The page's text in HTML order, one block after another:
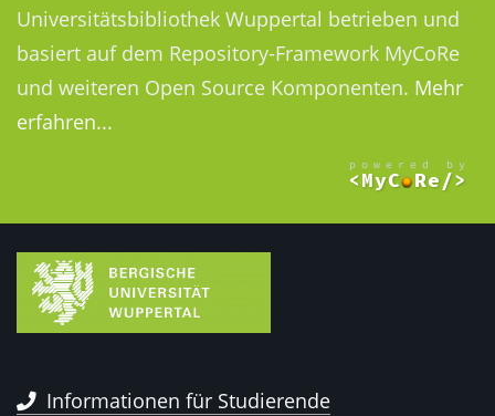
Universitätsbibliothek Wuppertal betrieben und
basiert auf dem Repository-Framework MyCoRe
und weiteren Open Source Komponenten. Mehr
erfahren...
Informationen für Studierende